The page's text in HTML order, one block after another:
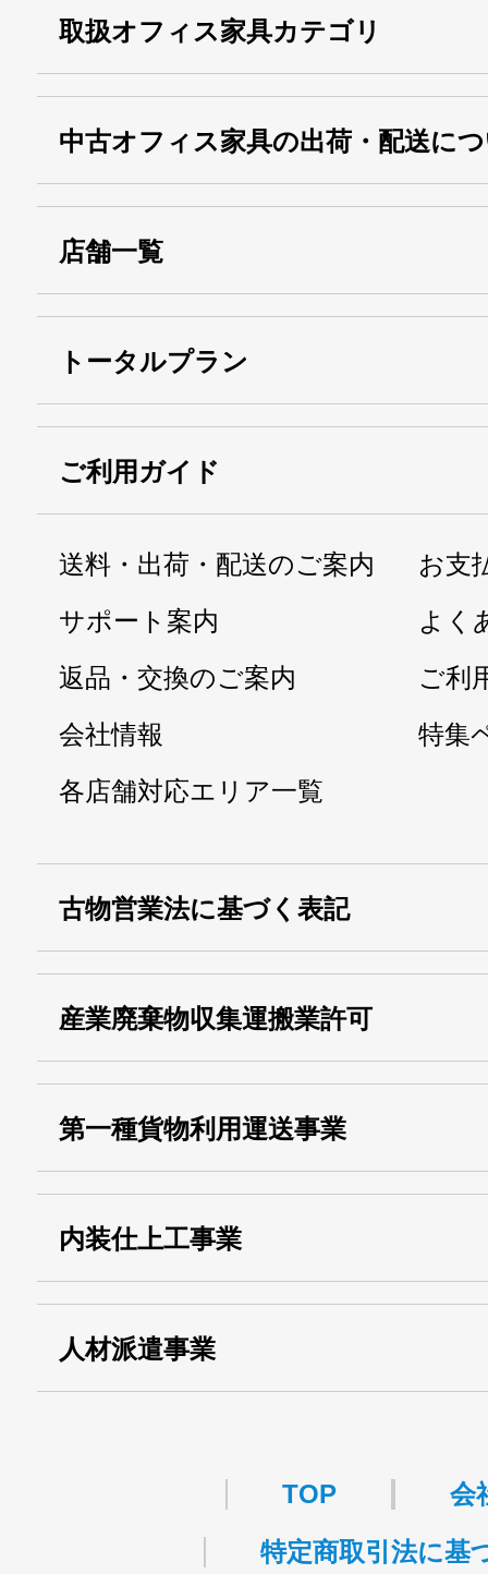
取扱オフィス家具カテゴリ
中古オフィス家具の出荷・配送に
店舗一覧
トータルプラン
ご利用ガイド
送料・出荷・配送のご案内
お支
サポート案内
よく
返品・交換のご案内
ご利
会社情報
特集
各店舗対応エリア一覧
古物営業法に基づく表記
産業廃棄物収集運搬業許可
運搬業許可証番号：
13000155805
第一種貨物利用運送事業
事業
関自貨：
内装仕上工事業
人材派遣事業
TOP
会
特定商取引法に基